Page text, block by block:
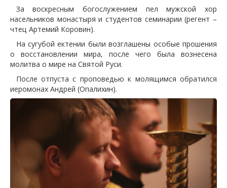
За воскресным богослужением пел мужской хор
насельников монастыря и студентов семинарии (регент –
чтец Артемий Коровин).
На сугубой ектении были возглашены особые прошения
о восстановлении мира, после чего была вознесена
молитва о мире на Святой Руси.
После отпуста с проповедью к молящимся обратился
иеромонах Андрей (Опалихин).